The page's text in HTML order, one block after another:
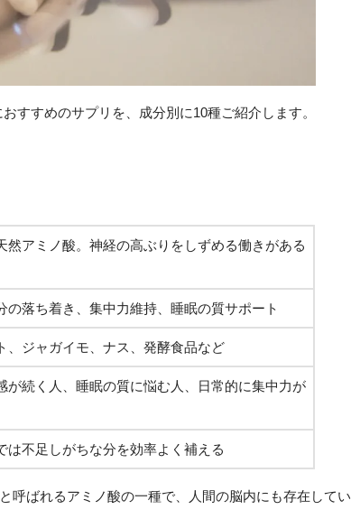
すすめのサプリを、成分別に10種ご紹介します。
然アミノ酸。神経の高ぶりをしずめる働きがある
の落ち着き、集中力維持、睡眠の質サポート
、ジャガイモ、ナス、発酵食品など
が続く人、睡眠の質に悩む人、日常的に集中力が
は不足しがちな分を効率よく補える
呼ばれるアミノ酸の一種で、人間の脳内にも存在してい